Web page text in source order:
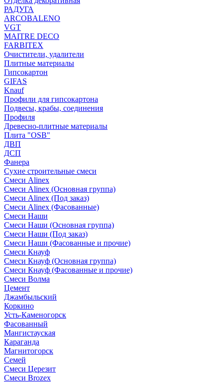
РАДУГА
ARCOBALENO
VGT
MAITRE DECO
FARBITEX
Очистители, удалители
Плитные материалы
Гипсокартон
GIFAS
Knauf
Профили для гипсокартона
Подвесы, крабы, соединения
Профиля
Древесно-плитные материалы
Плита "OSB"
ДВП
ДСП
Фанера
Сухие строительные смеси
Смеси Alinex
Смеси Alinex (Основная группа)
Смеси Alinex (Под заказ)
Смеси Alinex (Фасованные)
Смеси Наши
Смеси Наши (Основная группа)
Смеси Наши (Под заказ)
Смеси Наши (Фасованные и прочие)
Смеси Кнауф
Смеси Кнауф (Основная группа)
Смеси Кнауф (Фасованные и прочие)
Смеси Волма
Цемент
Джамбыльский
Коркино
Усть-Каменогорск
Фасованный
Мангистауская
Караганда
Магнитогорск
Семей
Смеси Церезит
Смеси Brozex